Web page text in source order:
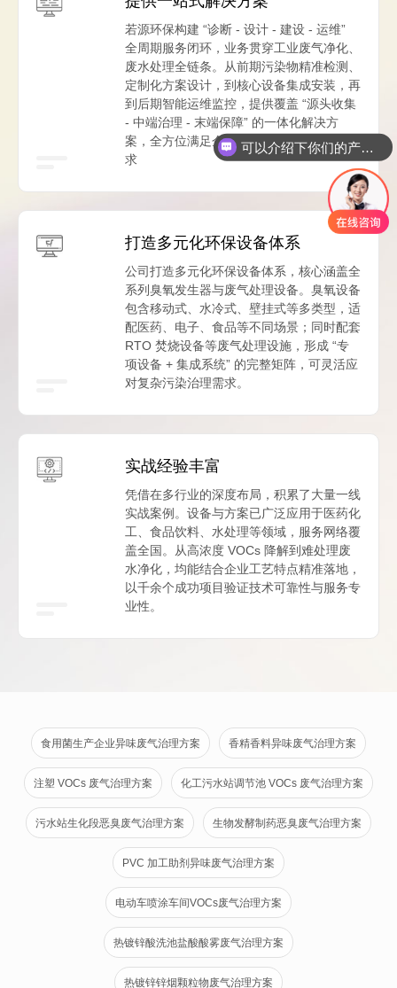
若源环保构建 “诊断 - 设计 - 建设 - 运维”
全周期服务闭环，业务贯穿工业废气净化、
废水处理全链条。从前期污染物精准检测、
定制化方案设计，到核心设备集成安装，再
到后期智能运维监控，提供覆盖 “源头收集
- 中端治理 - 末端保障” 的一体化解决方
案，全方位满足企业环保合规与绿色运营需
求
打造多元化环保设备体系
公司打造多元化环保设备体系，核心涵盖全
系列臭氧发生器与废气处理设备。臭氧设备
包含移动式、水冷式、壁挂式等多类型，适
配医药、电子、食品等不同场景；同时配套
RTO 焚烧设备等废气处理设施，形成 “专
项设备 + 集成系统” 的完整矩阵，可灵活应
对复杂污染治理需求。
实战经验丰富
凭借在多行业的深度布局，积累了大量一线
实战案例。设备与方案已广泛应用于医药化
工、食品饮料、水处理等领域，服务网络覆
盖全国。从高浓度 VOCs 降解到难处理废
水净化，均能结合企业工艺特点精准落地，
以千余个成功项目验证技术可靠性与服务专
业性。
食用菌生产企业异味废气治理方案 香精香料异味废气治理方案
注塑 VOCs 废气治理方案 化工污水站调节池 VOCs 废气治理方案
污水站生化段恶臭废气治理方案 生物发酵制药恶臭废气治理方案
PVC 加工助剂异味废气治理方案
电动车喷涂车间VOCs废气治理方案
热镀锌酸洗池盐酸酸雾废气治理方案
热镀锌锌烟颗粒物废气治理方案
可以介绍下你们的产品么